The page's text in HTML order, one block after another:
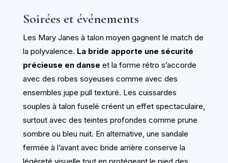
Soirées et événements
Les Mary Janes à talon moyen gagnent le match de
la polyvalence. La bride apporte une sécurité
précieuse en danse et la forme rétro s’accorde
avec des robes soyeuses comme avec des
ensembles jupe pull texturé. Les cuissardes
souples à talon fuselé créent un effet spectaculaire,
surtout avec des teintes profondes comme prune
sombre ou bleu nuit. En alternative, une sandale
fermée à l’avant avec bride arrière conserve la